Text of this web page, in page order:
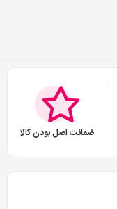
ضمانت اصل بودن کالا